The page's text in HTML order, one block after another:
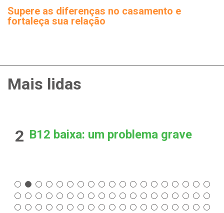
Supere as diferenças no casamento e
fortaleça sua relação
Mais lidas
2 B12 baixa: um problema grave